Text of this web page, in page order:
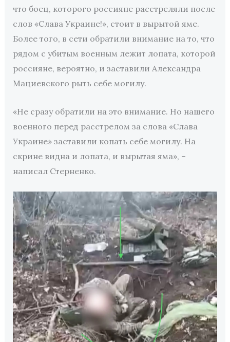
что боец, которого россияне расстреляли после
слов «Слава Украине!», стоит в вырытой яме.
Более того, в сети обратили внимание на то, что
рядом с убитым военным лежит лопата, которой
россияне, вероятно, и заставили Александра
Мациевского рыть себе могилу.
«Не сразу обратили на это внимание. Но нашего
военного перед расстрелом за слова «Слава
Украине» заставили копать себе могилу. На
скрине видна и лопата, и вырытая яма», –
написал Стерненко.